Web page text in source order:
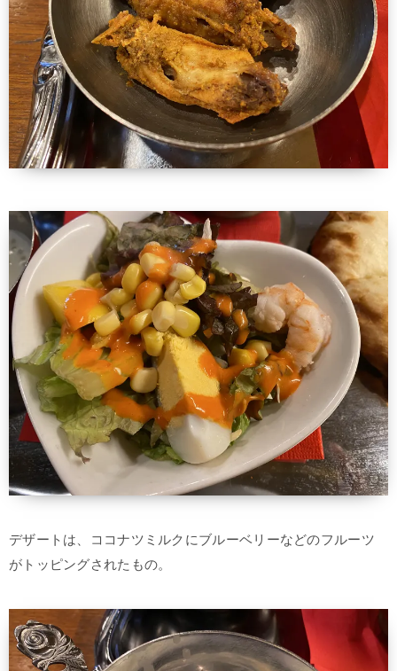
デザートは、ココナツミルクにブルーベリーなどのフルーツ
がトッピングされたもの。